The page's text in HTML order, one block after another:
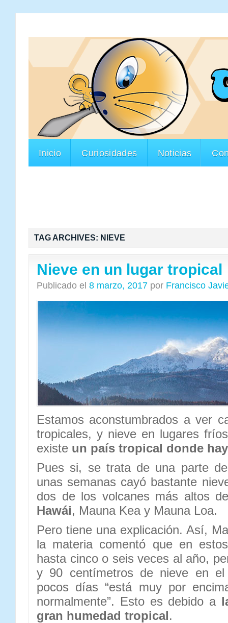
Inicio Curiosidades Noticias
TAG ARCHIVES: NIEVE
Nieve en un lugar tropical
Publicado el 8 marzo, 2017 por Francisco
Estamos aconstumbrados a ver
tropicales, y nieve en lugares
existe un país tropical donde
Pues si, se trata de una parte
unas semanas cayó bastante
dos de los volcanes más altos
Hawái, Mauna Kea y Mauna Loa.
Pero tiene una explicación. Así,
la materia comentó que en
hasta cinco o seis veces al año,
y 90 centímetros de nieve en
pocos días “está muy por
normalmente”. Esto es debido a
gran humedad tropical.